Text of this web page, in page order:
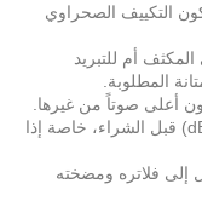
التكييف الصحراوي
أم للتبريد
المطلوبة.
أعلى صوتاً من غيرها.
تحقق من مستوى الضوضاء بالديسيبل (dB) قبل الشراء، خاصة إذا
إلى فلاتره ومضخته